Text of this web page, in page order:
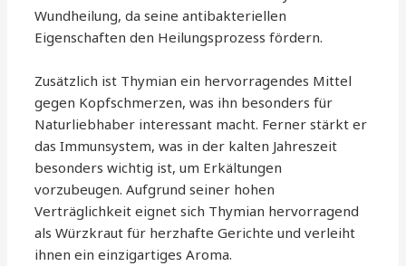
Wundheilung, da seine antibakteriellen
Eigenschaften den Heilungsprozess fördern.
Zusätzlich ist Thymian ein hervorragendes Mittel
gegen Kopfschmerzen, was ihn besonders für
Naturliebhaber interessant macht. Ferner stärkt er
das Immunsystem, was in der kalten Jahreszeit
besonders wichtig ist, um Erkältungen
vorzubeugen. Aufgrund seiner hohen
Verträglichkeit eignet sich Thymian hervorragend
als Würzkraut für herzhafte Gerichte und verleiht
ihnen ein einzigartiges Aroma.